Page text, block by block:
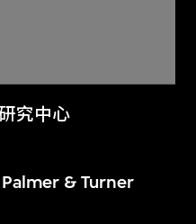
究中心
Palmer & Turner
二十一世纪视觉